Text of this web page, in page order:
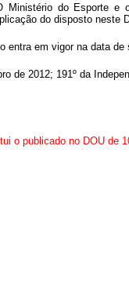
Ministério do Esporte
do disposto neste
entra em vigor na data de
de 2012; 191º da
o publicado no DOU de